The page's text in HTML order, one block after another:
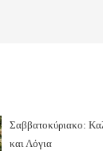
Σαββατοκύριακο:
και Λόγια